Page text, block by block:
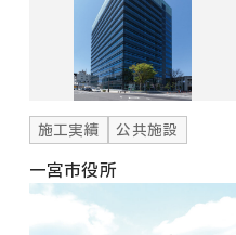
施工実績 公共施設
一宮市役所